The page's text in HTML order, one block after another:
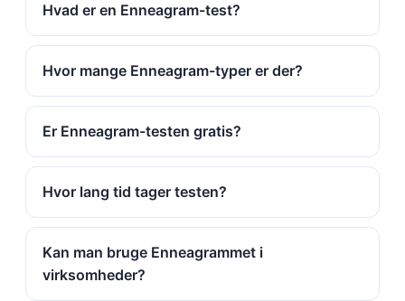
Hvad er en Enneagram-test?
Hvor mange Enneagram-typer er der?
Er Enneagram-testen gratis?
Hvor lang tid tager testen?
Kan man bruge Enneagrammet i
virksomheder?